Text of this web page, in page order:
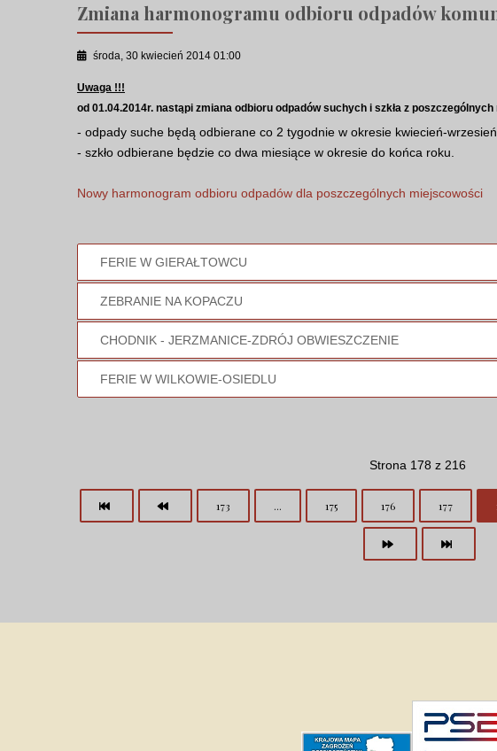
Zmiana harmonogramu odbioru odpadów
środa, 30 kwiecień 2014 01:00
Uwaga !!!
od 01.04.2014r. nastąpi zmiana odbioru odpadów suchych i szkła z
- odpady suche będą odbierane co 2 tygodnie w okresie kwiecień-wrzesień
- szkło odbierane będzie co dwa miesiące w okresie do końca roku.
Nowy harmonogram odbioru odpadów dla poszczególnych miejscowości
FERIE W GIERAŁTOWCU
ZEBRANIE NA KOPACZU
CHODNIK - JERZMANICE-ZDRÓJ OBWIESZCZENIE
FERIE W WILKOWIE-OSIEDLU
Strona 178 z 216
173 ... 175 176 177